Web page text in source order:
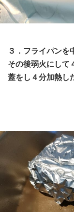
３．フライパンを
その後弱火にして
蓋をし４分加熱し